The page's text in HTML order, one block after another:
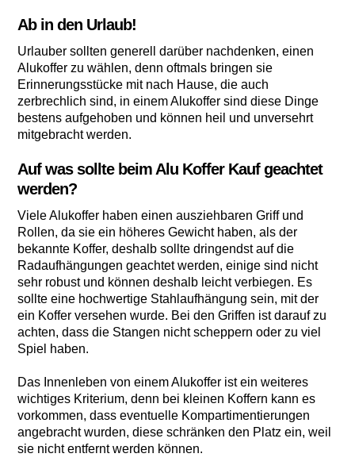
Ab in den Urlaub!
Urlauber sollten generell darüber nachdenken, einen
Alukoffer zu wählen, denn oftmals bringen sie
Erinnerungsstücke mit nach Hause, die auch
zerbrechlich sind, in einem Alukoffer sind diese Dinge
bestens aufgehoben und können heil und unversehrt
mitgebracht werden.
Auf was sollte beim Alu Koffer Kauf geachtet
werden?
Viele Alukoffer haben einen ausziehbaren Griff und
Rollen, da sie ein höheres Gewicht haben, als der
bekannte Koffer, deshalb sollte dringendst auf die
Radaufhängungen geachtet werden, einige sind nicht
sehr robust und können deshalb leicht verbiegen. Es
sollte eine hochwertige Stahlaufhängung sein, mit der
ein Koffer versehen wurde. Bei den Griffen ist darauf zu
achten, dass die Stangen nicht scheppern oder zu viel
Spiel haben.
Das Innenleben von einem Alukoffer ist ein weiteres
wichtiges Kriterium, denn bei kleinen Koffern kann es
vorkommen, dass eventuelle Kompartimentierungen
angebracht wurden, diese schränken den Platz ein, weil
sie nicht entfernt werden können.